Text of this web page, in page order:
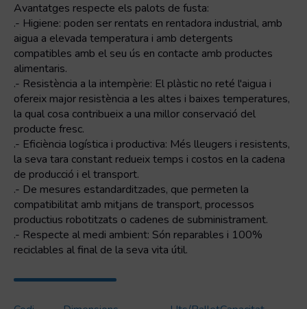
Avantatges respecte els palots de fusta:
.- Higiene: poden ser rentats en rentadora industrial, amb
aigua a elevada temperatura i amb detergents
compatibles amb el seu ús en contacte amb productes
alimentaris.
.- Resistència a la intempèrie: El plàstic no reté l'aigua i
ofereix major resistència a les altes i baixes temperatures,
la qual cosa contribueix a una millor conservació del
producte fresc.
.- Eficiència logística i productiva: Més lleugers i resistents,
la seva tara constant redueix temps i costos en la cadena
de producció i el transport.
.- De mesures estandarditzades, que permeten la
compatibilitat amb mitjans de transport, processos
productius robotitzats o cadenes de subministrament.
.- Respecte al medi ambient: Són reparables i 100%
reciclables al final de la seva vita útil.